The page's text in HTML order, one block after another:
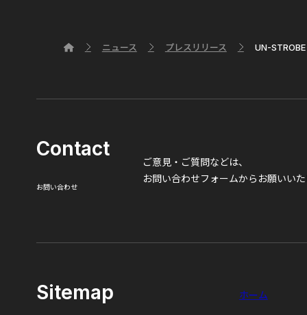
ニュース プレスリリース UN-STROBE
Contact
お問い合わせ
ご意見・ご質問などは、
お問い合わせフォームからお願いいた
Sitemap ホーム